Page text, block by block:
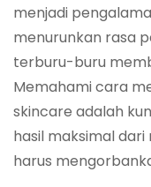
menjadi
menurunkan rasa
terburu-buru
Memahami cara
skincare adalah
hasil maksimal
harus